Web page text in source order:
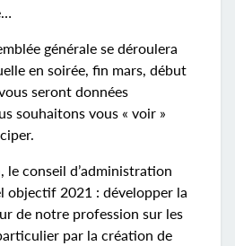
générale se déroulera
en soirée, fin mars, début
seront données
souhaitons vous « voir »
le conseil d’administration
objectif 2021 : développer la
de notre profession sur les
par la création de